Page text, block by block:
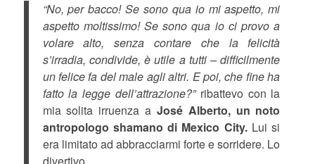
“No, per bacco! Se sono qua io mi aspetto, mi
aspetto moltissimo! Se sono qua io ci provo a
volare alto, senza contare che la felicità
s’irradia, condivide, è utile a tutti – difficilmente
un felice fa del male agli altri. E poi, che fine ha
fatto la legge dell’attrazione?”ribattevo con la
mia solita irruenza a José Alberto, un noto
antropologo shamano di Mexico City.Lui si
era limitato ad abbracciarmi forte e sorridere. Lo